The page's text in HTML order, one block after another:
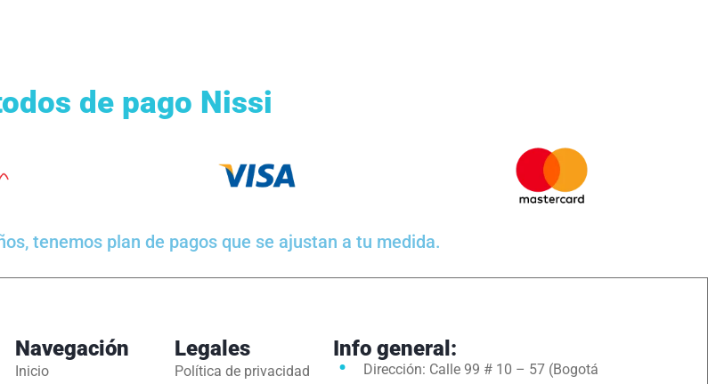
de pago Nissi
tenemos plan de pagos que se ajustan a tu medida.
Navegación
Inicio
Legales
Política de privacidad
Info general:
Dirección: Calle 99 # 10 – 57 (Bogotá